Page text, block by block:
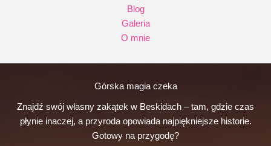
Blog
Galeria
O mnie
Górska magia czeka
Znajdź swój własny zakątek w Beskidach – tam, gdzie czas
płynie inaczej, a przyroda opowiada najpiękniejsze historie.
Gotowy na przygodę?